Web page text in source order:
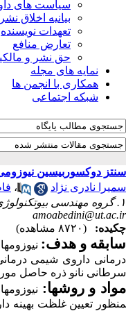
سیاست های
بیانیه اخلاق نشر
تعهدات نویسنده
تعارض منافع
حق نشر و
نمایه های مجله
همکاری با انجمن ها
شبکه اجتماعی
سنتز دوکسوربیسین
سمیرا نادری نژاد
،
۱. گروه مهندسی بیوتکنولوژی و داروسازی، پردیس دانشکده‌های فنی، دانشکده مهندسی شیمی، دانشگاه تهران، تهران، ایران. ،
amoabedini@ut.ac.ir
چکیده:
(۸۷۲۰ مشاهده)
سابقه و هدف:
درمانی داروی شیمی
سرطانی نانو ذره حاصل
مواد و روش­ها:
منظور تعیین غلظت بهینه